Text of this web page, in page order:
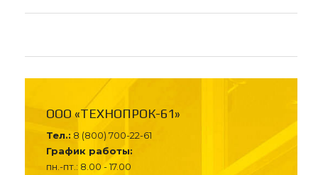
ООО «ТЕХНОПРОК-61»
Тел.: 8 (800) 700-22-61
График работы:
пн.-пт.: 8.00 - 17.00